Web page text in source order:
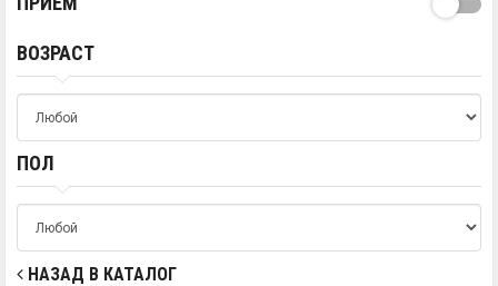
ВОЗРАСТ
ПОЛ
НАЗАД В КАТАЛОГ